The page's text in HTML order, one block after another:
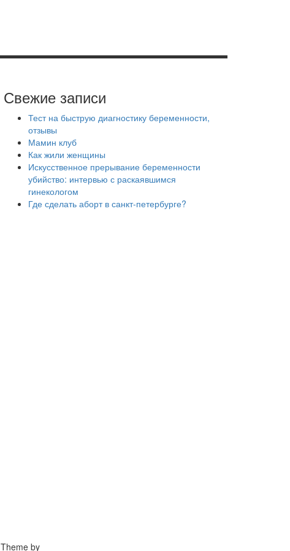
Свежие записи
Тест на быструю диагностику беременности,
отзывы
Мамин клуб
Как жили женщины
Искусственное прерывание беременности
убийство: интервью с раскаявшимся
гинекологом
Где сделать аборт в санкт-петербурге?
Theme by